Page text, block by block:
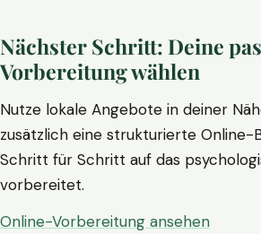
Nächster Schritt: Deine
Vorbereitung wählen
Nutze lokale Angebote in deiner
zusätzlich eine strukturierte Online-
Schritt für Schritt auf das
vorbereitet.
Online-Vorbereitung ansehen